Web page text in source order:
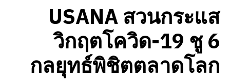
USANA สวนกระแส
วิกฤตโควิด-19 ชู 6
กลยุทธ์พิชิตตลาดโลก